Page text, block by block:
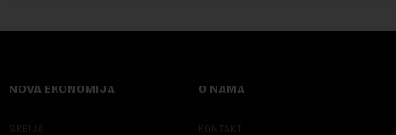
NOVA EKONOMIJA
SRBIJA
O NAMA
KONTAKT